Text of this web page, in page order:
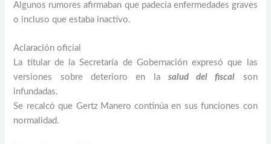
Algunos rumores afirmaban que padecía enfermedades graves
o incluso que estaba inactivo.
Aclaración oficial
La titular de la Secretaría de Gobernación expresó que las
versiones sobre deterioro en la salud del fiscal son
infundadas.
Se recalcó que Gertz Manero continúa en sus funciones con
normalidad.